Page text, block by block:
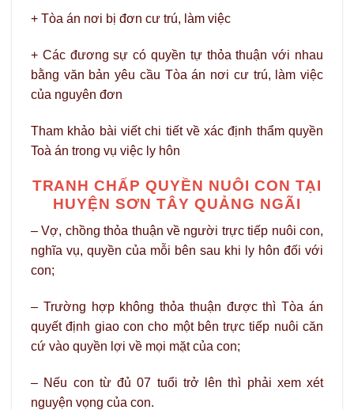
+ Tòa án nơi bị đơn cư trú, làm việc
+ Các đương sự có quyền tự thỏa thuận với nhau
bằng văn bản yêu cầu Tòa án nơi cư trú, làm việc
của nguyên đơn
Tham khảo bài viết chi tiết về xác định thẩm quyền
Toà án trong vụ việc ly hôn
TRANH CHẤP QUYỀN NUÔI CON TẠI
HUYỆN SƠN TÂY QUẢNG NGÃI
– Vợ, chồng thỏa thuận về người trực tiếp nuôi con,
nghĩa vụ, quyền của mỗi bên sau khi ly hôn đối với
con;
– Trường hợp không thỏa thuận được thì Tòa án
quyết định giao con cho một bên trực tiếp nuôi căn
cứ vào quyền lợi về mọi mặt của con;
– Nếu con từ đủ 07 tuổi trở lên thì phải xem xét
nguyện vọng của con.